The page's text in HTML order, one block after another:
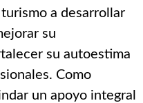
a desarrollar
su
su autoestima
Como
un apoyo integral